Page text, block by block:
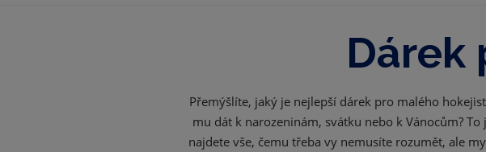
e
n
a
j
d
Dárek
Přemýšlíte, jaký je nejlepší dárek pro malého
mu dát k narozeninám, svátku nebo k Vánocům?
najdete vše, čemu třeba vy nemusíte rozumět, ale